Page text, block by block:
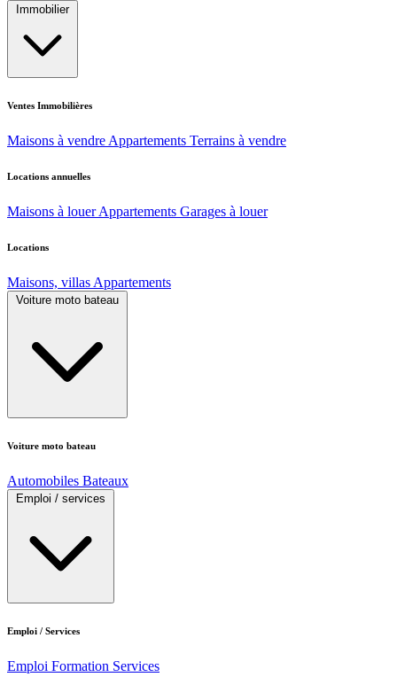
Immobilier
Ventes Immobilières
Maisons à vendre Appartements Terrains à vendre
Locations annuelles
Maisons à louer Appartements Garages à louer
Locations
Maisons, villas Appartements
Voiture moto bateau
Voiture moto bateau
Automobiles Bateaux
Emploi / services
Emploi / Services
Emploi Formation Services